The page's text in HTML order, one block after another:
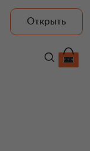
Открыть
118 000 ₽